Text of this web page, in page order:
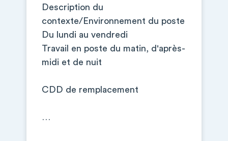
Description du
contexte/Environnement du poste
Du lundi au vendredi
Travail en poste du matin, d'après-
midi et de nuit
CDD de remplacement
…